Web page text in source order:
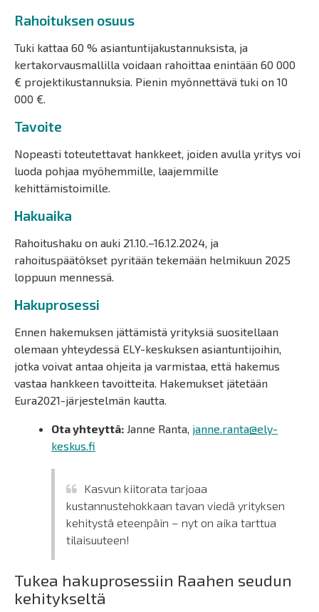
Rahoituksen osuus
Tuki kattaa 60 % asiantuntijakustannuksista, ja
kertakorvausmallilla voidaan rahoittaa enintään 60 000
€ projektikustannuksia. Pienin myönnettävä tuki on 10
000 €.
Tavoite
Nopeasti toteutettavat hankkeet, joiden avulla yritys voi
luoda pohjaa myöhemmille, laajemmille
kehittämistoimille.
Hakuaika
Rahoitushaku on auki 21.10.–16.12.2024, ja
rahoituspäätökset pyritään tekemään helmikuun 2025
loppuun mennessä.
Hakuprosessi
Ennen hakemuksen jättämistä yrityksiä suositellaan
olemaan yhteydessä ELY-keskuksen asiantuntijoihin,
jotka voivat antaa ohjeita ja varmistaa, että hakemus
vastaa hankkeen tavoitteita. Hakemukset jätetään
Eura2021-järjestelmän kautta.
Ota yhteyttä: Janne Ranta, janne.ranta@ely-
keskus.fi
Kasvun kiitorata tarjoaa
kustannustehokkaan tavan viedä yrityksen
kehitystä eteenpäin – nyt on aika tarttua
tilaisuuteen!
Tukea hakuprosessiin Raahen seudun
kehitykseltä